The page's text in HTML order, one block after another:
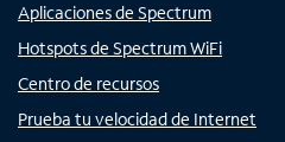
Aplicaciones de Spectrum
Hotspots de Spectrum WiFi
Centro de recursos
Prueba tu velocidad de Internet